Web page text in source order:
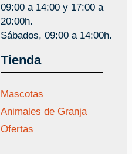
09:00 a 14:00 y 17:00 a
20:00h.
Sábados, 09:00 a 14:00h.
Tienda
Mascotas
Animales de Granja
Ofertas